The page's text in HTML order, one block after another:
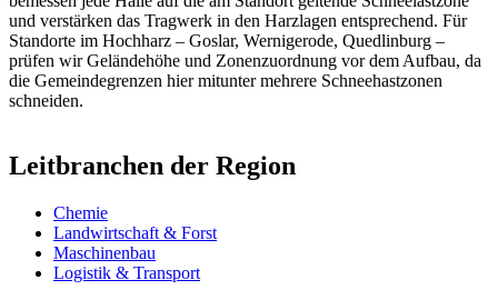
und verstärken das Tragwerk in den Harzlagen entsprechend. Für
Standorte im Hochharz – Goslar, Wernigerode, Quedlinburg –
prüfen wir Geländehöhe und Zonenzuordnung vor dem Aufbau, da
die Gemeindegrenzen hier mitunter mehrere Schneehastzonen
schneiden.
Leitbranchen der Region
Chemie
Landwirtschaft & Forst
Maschinenbau
Logistik & Transport